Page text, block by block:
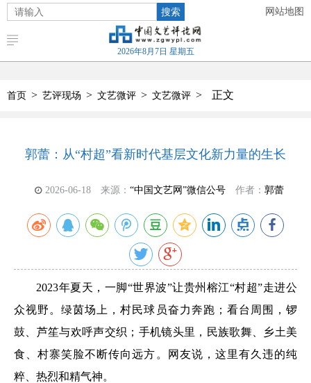
搜索 网站地图
2026年8月7日 星期五
首页 > 艺评现场 > 文艺微评 > 文艺微评 > 正文
郭蕾：从“村超”看新时代基层文化新力量的生长
2026-06-18 来源： “中国文艺网”微信公号 作者： 郭蕾
2023年夏天，一脚“世界波”让贵州榕江“村超”走进公
众视野。绿茵场上，村民球员奋力奔跑；看台周围，锣
鼓、芦笙与欢呼声交织；手机镜头里，民族歌舞、乡土美
食、村寨笑脸不断传向远方。网友说，这里有久违的纯
粹、热烈和精气神。